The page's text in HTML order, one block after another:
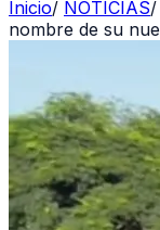
Inicio/ NOTICIAS/
nombre de su